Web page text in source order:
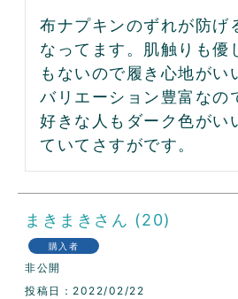
布ナプキンのずれが防げ
なってます。肌触りも優
もないので履き心地がい
バリエーション豊富なの
好きな人もダーク色がい
ていてさすがです。
まきまき 20
購入者
非公開
投稿日
2022/02/22